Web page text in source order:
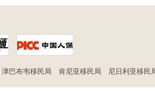
津巴布韦移民局 肯尼亚移民局 尼日利亚移民